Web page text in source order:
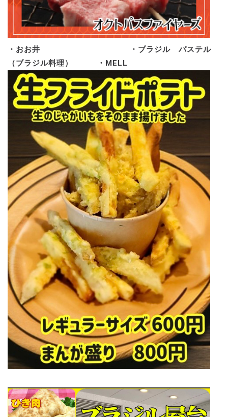
・おお井 ・ブラジル パステル
（ブラジル料理） ・MELL